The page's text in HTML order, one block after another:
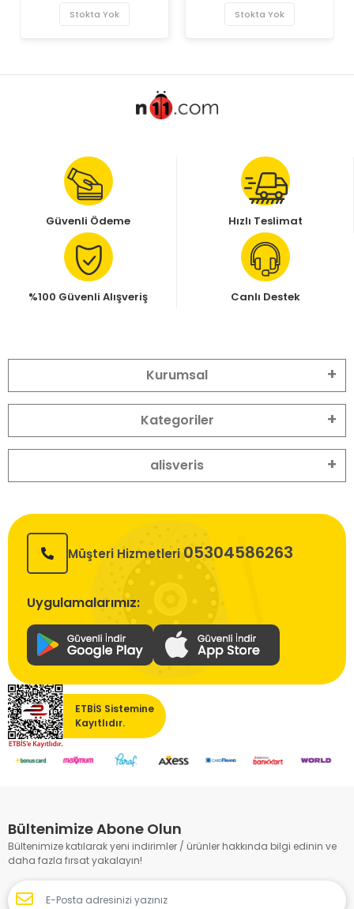
Stokta Yok Stokta Yok
Güvenli Ödeme Hızlı Teslimat
%100 Güvenli Alışveriş Canlı Destek
Kurumsal
Kategoriler
alisveris
Müşteri Hizmetleri 05304586263
Uygulamalarımız:
ETBİS Sistemine
Kayıtlıdır.
Bültenimize Abone Olun
Bültenimize katılarak yeni indirimler / ürünler hakkında bilgi edinin ve
daha fazla fırsat yakalayın!